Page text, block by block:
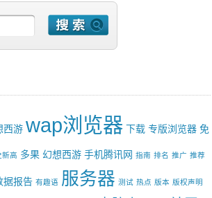
西游 wap浏览器 下载 专版浏览器 免
新高 多果 幻想西游 手机腾讯网 指南 排名 推广 推荐
据报告 有趣语 服务器 测试 热点 版本 版权声明